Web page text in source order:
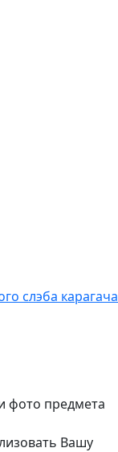
слэба карагача
фото предмета
Вашу